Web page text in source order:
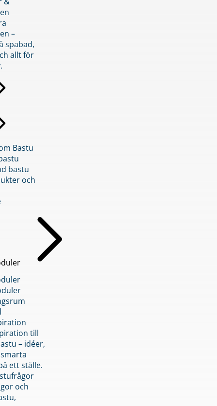
–
spabad,
allt för
Bastu
bastu
och
till
– idéer,
ett ställe.
och